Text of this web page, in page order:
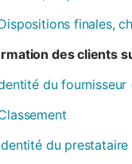
finales,
des clients
du
du